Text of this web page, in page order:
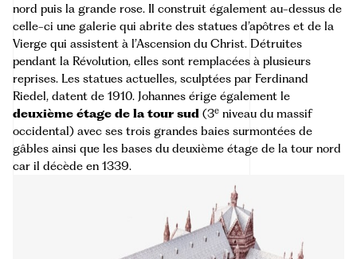
nord puis la grande rose. Il construit également au-dessus de
celle-ci une galerie qui abrite des statues d’apôtres et de la
Vierge qui assistent à l’Ascension du Christ. Détruites
pendant la Révolution, elles sont remplacées à plusieurs
reprises. Les statues actuelles, sculptées par Ferdinand
Riedel, datent de 1910. Johannes érige également le
deuxième étage de la tour sud (3e niveau du massif
occidental) avec ses trois grandes baies surmontées de
gâbles ainsi que les bases du deuxième étage de la tour nord
car il décède en 1339.